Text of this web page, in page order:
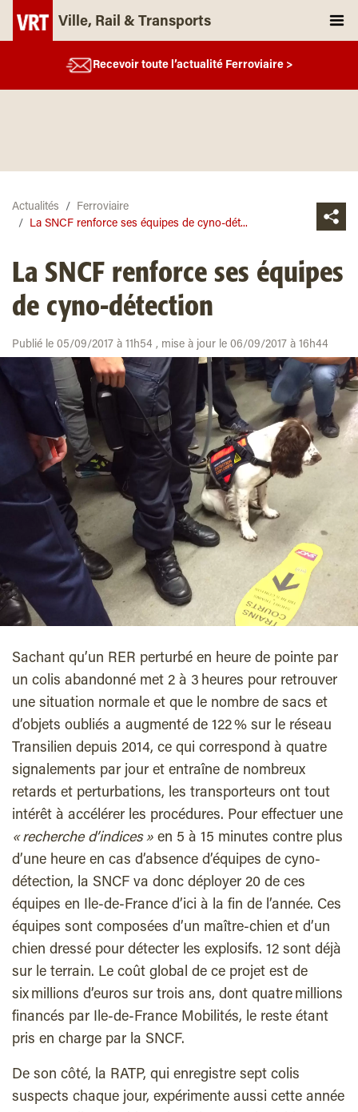
Ville, Rail & Transports
Recevoir toute l’actualité Ferroviaire >
Actualités
Ferroviaire
La SNCF renforce ses équipes de cyno-dét...
La SNCF renforce ses équipes
de cyno-détection
Publié le 05/09/2017 à 11h54 , mise à jour le 06/09/2017 à 16h44
Sachant qu’un RER perturbé en heure de pointe par
un colis abandonné met 2 à 3 heures pour retrouver
une situation normale et que le nombre de sacs et
d’objets oubliés a augmenté de 122 % sur le réseau
Transilien depuis 2014, ce qui correspond à quatre
signalements par jour et entraîne de nombreux
retards et perturbations, les transporteurs ont tout
intérêt à accélérer les procédures. Pour effectuer une
« recherche d’indices » en 5 à 15 minutes contre plus
d’une heure en cas d’absence d’équipes de cyno-
détection, la SNCF va donc déployer 20 de ces
équipes en Ile-de-France d’ici à la fin de l’année. Ces
équipes sont composées d’un maître-chien et d’un
chien dressé pour détecter les explosifs. 12 sont déjà
sur le terrain. Le coût global de ce projet est de
six millions d’euros sur trois ans, dont quatre millions
financés par Ile-de-France Mobilités, le reste étant
pris en charge par la SNCF.
De son côté, la RATP, qui enregistre sept colis
suspects chaque jour, expérimente aussi cette année